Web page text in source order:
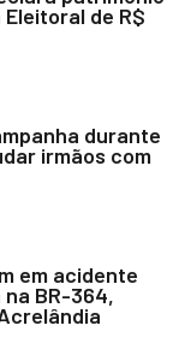
de R$
durante
irmãos com
em acidente
BR-364,